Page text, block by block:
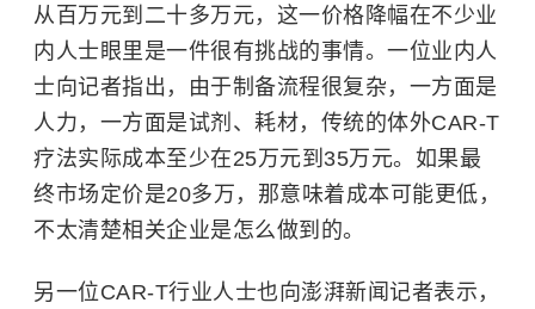
从百万元到二十多万元，这一价格降幅在不少业
内人士眼里是一件很有挑战的事情。一位业内人
士向记者指出，由于制备流程很复杂，一方面是
人力，一方面是试剂、耗材，传统的体外CAR-T
疗法实际成本至少在25万元到35万元。如果最
终市场定价是20多万，那意味着成本可能更低，
不太清楚相关企业是怎么做到的。
另一位CAR-T行业人士也向澎湃新闻记者表示，